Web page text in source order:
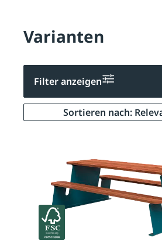
Varianten
Filter anzeigen